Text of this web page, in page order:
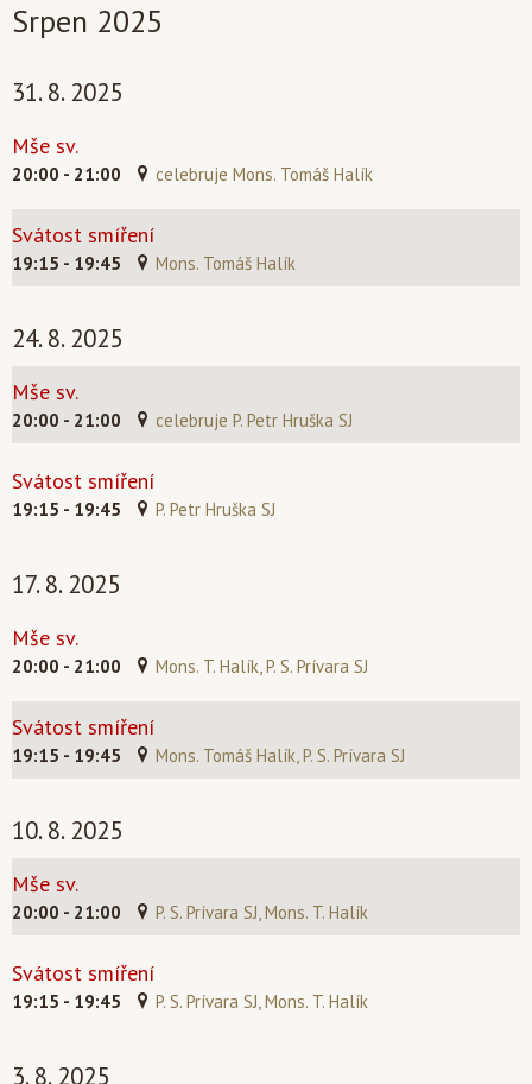
Srpen 2025
31. 8. 2025
Mše sv.
20:00 - 21:00 celebruje Mons. Tomáš Halík
Svátost smíření
19:15 - 19:45 Mons. Tomáš Halík
24. 8. 2025
Mše sv.
20:00 - 21:00 celebruje P. Petr Hruška SJ
Svátost smíření
19:15 - 19:45 P. Petr Hruška SJ
17. 8. 2025
Mše sv.
20:00 - 21:00 Mons. T. Halík, P. S. Prívara SJ
Svátost smíření
19:15 - 19:45 Mons. Tomáš Halík, P. S. Prívara SJ
10. 8. 2025
Mše sv.
20:00 - 21:00 P. S. Prívara SJ, Mons. T. Halík
Svátost smíření
19:15 - 19:45 P. S. Prívara SJ, Mons. T. Halík
3. 8. 2025